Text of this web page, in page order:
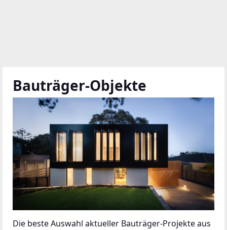
Bauträger-Objekte
Die beste Auswahl aktueller Bauträger-Projekte aus